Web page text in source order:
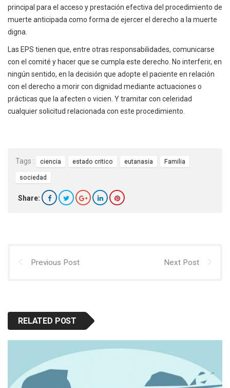
principal para el acceso y prestación efectiva del procedimiento de
muerte anticipada como forma de ejercer el derecho a la muerte
digna.
Las EPS tienen que, entre otras responsabilidades, comunicarse
con el comité y hacer que se cumpla este derecho. No interferir, en
ningún sentido, en la decisión que adopte el paciente en relación
con el derecho a morir con dignidad mediante actuaciones o
prácticas que la afecten o vicien. Y tramitar con celeridad
cualquier solicitud relacionada con este procedimiento.
Tags : ciencia estado critico eutanasia Familia
sociedad
Share:
Previous Post Next Post
RELATED POST